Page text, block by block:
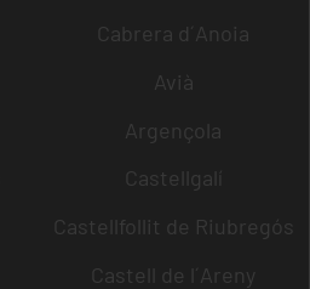
Cabrera d´Anoia
Avià
Argençola
Castellgalí
Castellfollit de Riubregós
Castell de l´Areny